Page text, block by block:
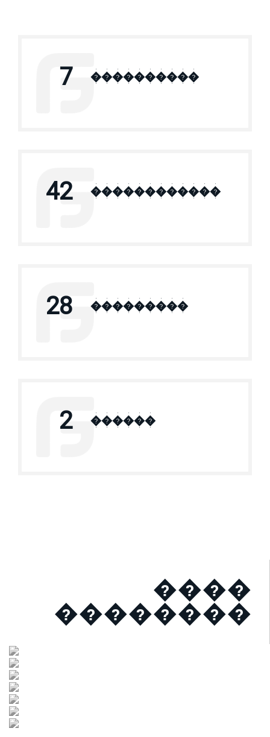
7 ����������
42 ������������
28 ���������
2 ������
����
��������